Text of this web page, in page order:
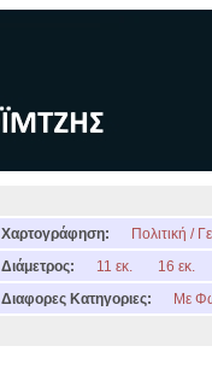
Χαρτογράφηση: Πολιτική /
Διάμετρος:
11 εκ. 16 εκ.
Διαφορες Κατηγοριες:
Με